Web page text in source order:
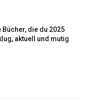
die du 2025
aktuell und mutig